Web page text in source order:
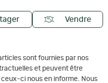
Vendre
sont fournies par nos
et peuvent être
ci nous en informe. Nous